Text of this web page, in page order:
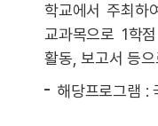
학교에서 주최하
교과목으로 1학
활동, 보고서 등
해당프로그램 :